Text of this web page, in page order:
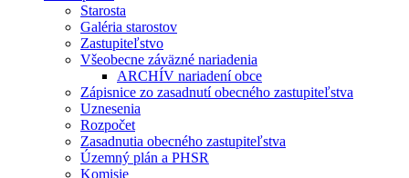
Starosta
Galéria starostov
Zastupiteľstvo
Všeobecne záväzné nariadenia
ARCHÍV nariadení obce
Zápisnice zo zasadnutí obecného zastupiteľstva
Uznesenia
Rozpočet
Zasadnutia obecného zastupiteľstva
Územný plán a PHSR
Komisie